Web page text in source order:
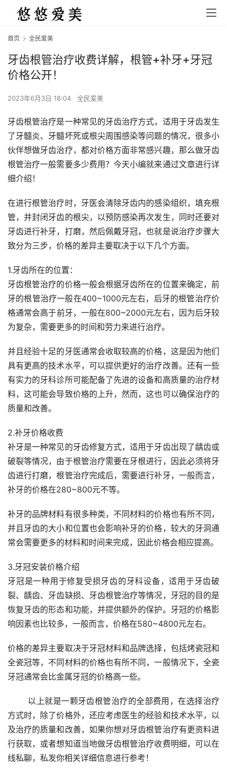
首页 全民爱美
牙齿根管治疗收费详解，根管+补牙+牙冠
价格公开！
2023年6月3日 18:04 全民爱美
牙齿根管治疗是一种常见的牙齿治疗方式，适用于牙齿发生
了牙髓炎、牙髓坏死或根尖周围感染等问题的情况，很多小
伙伴想做牙齿治疗，都对价格方面非常感兴趣，那么做牙齿
根管治疗一般需要多少费用？今天小编就来通过文章进行详
细介绍！
在进行根管治疗时，牙医会清除牙齿内的感染组织，填充根
管，并封闭牙齿的根尖，以预防感染再次发生，同时还要对
牙齿进行补牙，打磨，然后佩戴牙冠，也就是说治疗步骤大
致分为三步，价格的差异主要取决于以下几个方面。
1.牙齿所在的位置：
牙齿根管治疗的价格一般会根据牙齿所在的位置来确定，前
牙的根管治疗一般在400~1000元左右，后牙的根管治疗价
格通常会高于前牙，一般在800~2000元左右，因为后牙较
为复杂，需要更多的时间和劳力来进行治疗。
并且经验十足的牙医通常会收取较高的价格，这是因为他们
具有更高的技术水平，可以提供更好的治疗改善。还有一些
有实力的牙科诊所可能配备了先进的设备和高质量的治疗材
料，这可能会导致价格的上升，然而，这也可以确保治疗的
质量和改善。
2.补牙价格收费
补牙是一种常见的牙齿修复方式，适用于牙齿出现了龋齿或
破裂等情况，由于根管治疗需要在牙根进行，因此必须将牙
齿进行打磨，根管治疗完成后，需要进行补牙，一般而言，
补牙的价格在280~800元不等。
补牙的品牌材料有很多种类，不同材料的价格也有所不同，
并且牙齿的大小和位置也会影响补牙的价格，较大的牙洞通
常会需要更多的材料和时间来完成，因此价格会相应提高。
3.牙冠安装价格介绍
牙冠是一种用于修复受损牙齿的牙科设备，适用于牙齿破
裂、龋齿、牙齿缺损、牙齿根管治疗等情况，牙冠的目的是
恢复牙齿的形态和功能，并提供额外的保护。牙冠的价格影
响因素也比较多，一般而言，价格在580~4800元左右。
价格的差异主要取决于牙冠材料和品牌选择，包括烤瓷冠和
全瓷冠等，不同材料的价格也有所不同，一般情况下，全瓷
牙冠通常会比金属牙冠的价格高一些。
方式时，除了价格外，还应考虑医生的经验和技术水平，以
及治疗的质量和改善，如果你想对牙齿根管治疗有更资料进
行获取，或者想知道当地做牙齿根管治疗收费明细，可以在
线私聊，私发你相关详细信息进行参考！